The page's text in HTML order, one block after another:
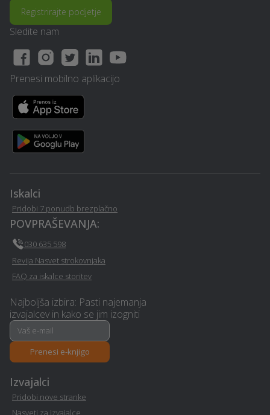
Razrez cistern in čiščenje
Senčila - Ziri
storitve - Ziri
PR / odnosi z javnostmi -
Ziri
Gozdarstvo - Ziri
Avtokozmetika - Ziri
Samoobramba - Ziri
Montaža knaufa - Ziri
Prenova ali izgradnja
kopalnice - Ziri
Računovodske storitve -
Iskalci
Pridobi 7 ponudb brezplačno
POVPRAŠEVANJA:
030 635 598
Revija Nasvet strokovnjaka
FAQ za iskalce storitev
Najboljša izbira: Pasti najemanja
izvajalcev in kako se jim izogniti
Prenesi e-knjigo
Izvajalci
Pridobi nove stranke
Nasveti za izvajalce
Registrirajte podjetje
Sledite nam
Prenesi mobilno aplikacijo